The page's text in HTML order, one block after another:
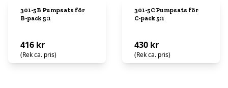
301-5B Pumpsats för
B-pack 5:1
416 kr
(Rek ca. pris)
301-5C Pumpsats för
C-pack 5:1
430 kr
(Rek ca. pris)